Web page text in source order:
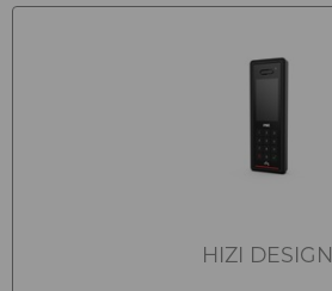
HIZI DESIGN